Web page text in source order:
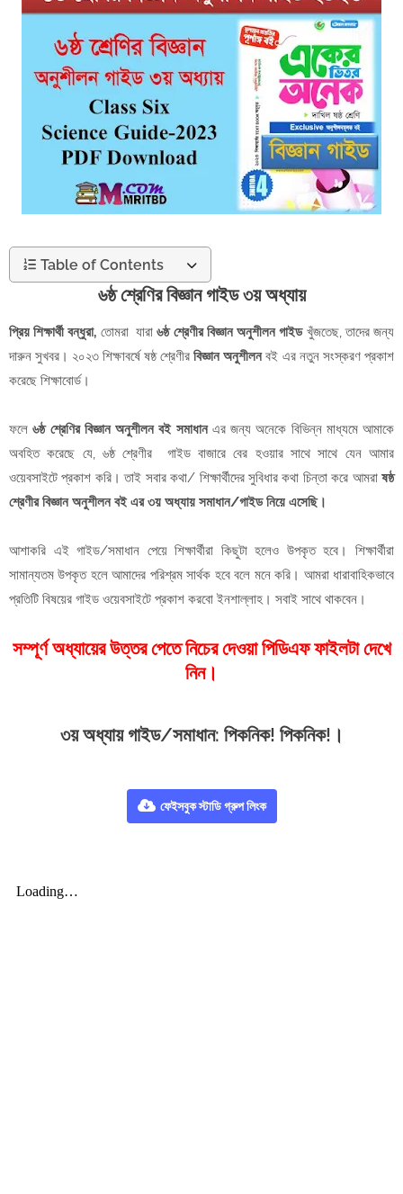
Table of Contents
৬ষ্ঠ শ্রেণির বিজ্ঞান গাইড ৩য় অধ্যায়
প্রিয় শিক্ষার্থী বন্ধুরা, তোমরা যারা৬ষ্ঠ শ্রেণীর বিজ্ঞান অনুশীলন গাইডখুঁজতেছ, তাদের জন্য
দারুন সুখবর। ২০২৩ শিক্ষাবর্ষে ষষ্ঠ শ্রেণীর বিজ্ঞান অনুশীলনবই এর নতুন সংস্করণ প্রকাশ
করেছে শিক্ষাবোর্ড।
ফলে৬ষ্ঠ শ্রেণির বিজ্ঞান অনুশীলন বই সমাধানএর জন্য অনেকে বিভিন্ন মাধ্যমে আমাকে
অবহিত করেছে যে, ৬ষ্ঠ শ্রেণীর গাইড বাজারে বের হওয়ার সাথে সাথে যেন আমার
ওয়েবসাইটে প্রকাশ করি। তাই সবার কথা/ শিক্ষার্থীদের সুবিধার কথা চিন্তা করে আমরা ষষ্ঠ
শ্রেণীর বিজ্ঞান অনুশীলন বই এর ৩য় অধ্যায় সমাধান/গাইড নিয়ে এসেছি।
আশাকরি এই গাইড/সমাধান পেয়ে শিক্ষার্থীরা কিছুটা হলেও উপকৃত হবে। শিক্ষার্থীরা
সামান্যতম উপকৃত হলে আমাদের পরিশ্রম সার্থক হবে বলে মনে করি। আমরা ধারাবাহিকভাবে
প্রতিটি বিষয়ের গাইড ওয়েবসাইটে প্রকাশ করবো ইনশাল্লাহ। সবাই সাথে থাকবেন।
সম্পূর্ণ অধ্যায়ের উত্তর পেতে নিচের দেওয়া পিডিএফ ফাইলটা দেখে
নিন।
৩য় অধ্যায় গাইড/সমাধান: পিকনিক! পিকনিক!।
ফেইসবুক স্টাডি গ্রুপ লিংক